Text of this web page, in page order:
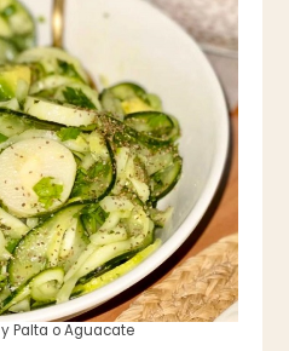
Palta o Aguacate